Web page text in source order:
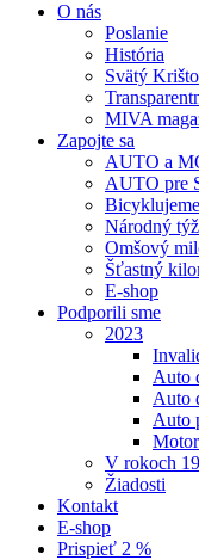
O nás
Poslanie
História
Svätý
MIVA
Zapojte sa
AUTO a
AUTO pre
Národný
Omšový
Šťastný
E-shop
Podporili sme
2023
Auto
Auto
Auto
V rokoch
Žiadosti
Kontakt
E-shop
Prispieť 2 %